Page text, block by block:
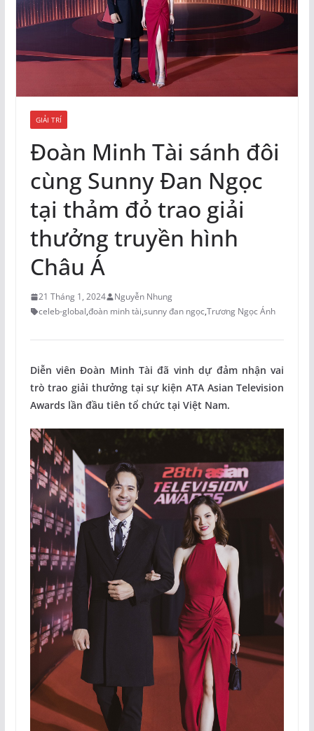
GIẢI TRÍ
Đoàn Minh Tài sánh đôi
cùng Sunny Đan Ngọc
tại thảm đỏ trao giải
thưởng truyền hình
Châu Á
21 Tháng 1, 2024
Nguyễn Nhung
celeb-global,đoàn minh tài,sunny đan ngọc,Trương Ngọc Ánh
Diễn viên Đoàn Minh Tài đã vinh dự đảm nhận vai
trò trao giải thưởng tại sự kiện ATA Asian Television
Awards lần đầu tiên tổ chức tại Việt Nam.